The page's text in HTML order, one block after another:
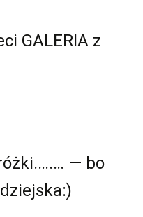
GALERIA z
— bo